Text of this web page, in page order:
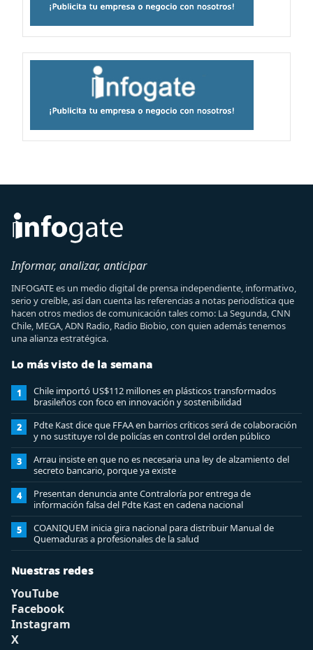
Informar, analizar, anticipar
INFOGATE es un medio digital de prensa independiente, informativo,
serio y creíble, así dan cuenta las referencias a notas periodística que
hacen otros medios de comunicación tales como: La Segunda, CNN
Chile, MEGA, ADN Radio, Radio Biobio, con quien además tenemos
una alianza estratégica.
Lo más visto de la semana
1
Chile importó US$112 millones en plásticos transformados
brasileños con foco en innovación y sostenibilidad
2
Pdte Kast dice que FFAA en barrios críticos será de colaboración
y no sustituye rol de policías en control del orden público
3
Arrau insiste en que no es necesaria una ley de alzamiento del
secreto bancario, porque ya existe
4
Presentan denuncia ante Contraloría por entrega de
información falsa del Pdte Kast en cadena nacional
5
COANIQUEM inicia gira nacional para distribuir Manual de
Quemaduras a profesionales de la salud
Nuestras redes
YouTube
Facebook
Instagram
X